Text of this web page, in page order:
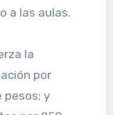
a las aulas.
la
por
pesos; y